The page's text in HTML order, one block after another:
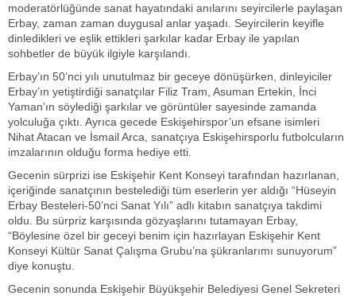
moderatörlüğünde sanat hayatındaki anılarını seyircilerle paylaşan
Erbay, zaman zaman duygusal anlar yaşadı. Seyircilerin keyifle
dinledikleri ve eşlik ettikleri şarkılar kadar Erbay ile yapılan
sohbetler de büyük ilgiyle karşılandı.
Erbay’ın 50’nci yılı unutulmaz bir geceye dönüşürken, dinleyiciler
Erbay’ın yetiştirdiği sanatçılar Filiz Tram, Asuman Ertekin, İnci
Yaman’ın söylediği şarkılar ve görüntüler sayesinde zamanda
yolculuğa çıktı. Ayrıca gecede Eskişehirspor’un efsane isimleri
Nihat Atacan ve İsmail Arca, sanatçıya Eskişehirsporlu futbolcuların
imzalarının olduğu forma hediye etti.
Gecenin sürprizi ise Eskişehir Kent Konseyi tarafından hazırlanan,
içeriğinde sanatçının bestelediği tüm eserlerin yer aldığı “Hüseyin
Erbay Besteleri-50’nci Sanat Yılı” adlı kitabın sanatçıya takdimi
oldu. Bu sürpriz karşısında gözyaşlarını tutamayan Erbay,
“Böylesine özel bir geceyi benim için hazırlayan Eskişehir Kent
Konseyi Kültür Sanat Çalışma Grubu’na şükranlarımı sunuyorum”
diye konuştu.
Gecenin sonunda Eskişehir Büyükşehir Belediyesi Genel Sekreteri